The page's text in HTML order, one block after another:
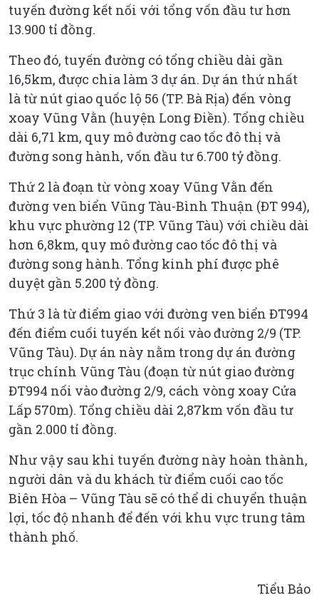
tuyến đường kết nối với tổng vốn đầu tư hơn
13.900 tỉ đồng.
Theo đó, tuyến đường có tổng chiều dài gần
16,5km, được chia làm 3 dự án. Dự án thứ nhất
là từ nút giao quốc lộ 56 (TP. Bà Rịa) đến vòng
xoay Vũng Vằn (huyện Long Điền). Tổng chiều
dài 6,71 km, quy mô đường cao tốc đô thị và
đường song hành, vốn đầu tư 6.700 tỷ đồng.
Thứ 2 là đoạn từ vòng xoay Vũng Vằn đến
đường ven biển Vũng Tàu-Bình Thuận (ĐT 994),
khu vực phường 12 (TP. Vũng Tàu) với chiều dài
hơn 6,8km, quy mô đường cao tốc đô thị và
đường song hành. Tổng kinh phí được phê
duyệt gần 5.200 tỷ đồng.
Thứ 3 là từ điểm giao với đường ven biển ĐT994
đến điểm cuối tuyến kết nối vào đường 2/9 (TP.
Vũng Tàu). Dự án này nằm trong dự án đường
trục chính Vũng Tàu (đoạn từ nút giao đường
ĐT994 nối vào đường 2/9, cách vòng xoay Cửa
Lấp 570m). Tổng chiều dài 2,87km vốn đầu tư
gần 2.000 tỉ đồng.
Như vậy sau khi tuyến đường này hoàn thành,
người dân và du khách từ điểm cuối cao tốc
Biên Hòa – Vũng Tàu sẽ có thể di chuyển thuận
lợi, tốc độ nhanh để đến với khu vực trung tâm
thành phố.
Tiểu Bảo